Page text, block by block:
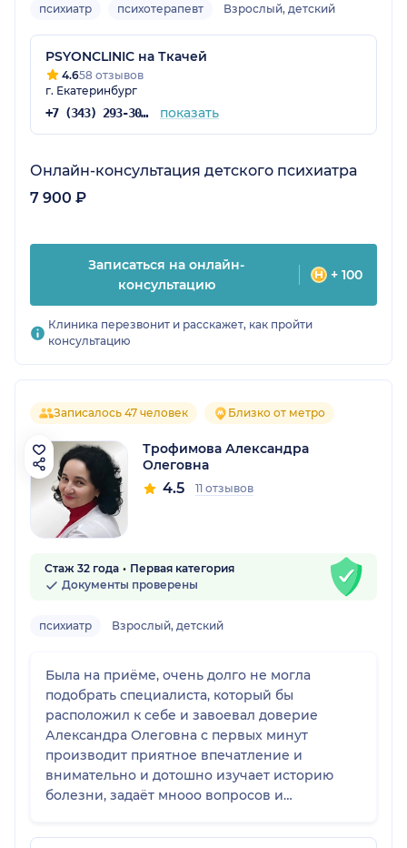
психиатр психотерапевт Взрослый, детский
PSYONCLINIC на Ткачей
4.658 отзывов
г. Екатеринбург
+7 (343) 293-30-75 показать
Онлайн-консультация детского психиатра
7 900 ₽
Записаться на онлайн-
консультацию
+ 100
Клиника перезвонит и расскажет, как пройти
консультацию
Записалось 47 человек Близко от метро
Трофимова Александра
Олеговна
4.5 11 отзывов
Стаж 32 года
Первая категория
Документы проверены
психиатр Взрослый, детский
Была на приёме, очень долго не могла
подобрать специалиста, который бы
расположил к себе и завоевал доверие
Александра Олеговна с первых минут
производит приятное впечатление и
внимательно и дотошно изучает историю
болезни, задаёт мнооо вопросов и
повторно после курса медикаментозного